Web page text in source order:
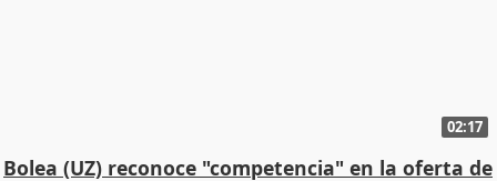
02:17
Bolea (UZ) reconoce "competencia" en la oferta de